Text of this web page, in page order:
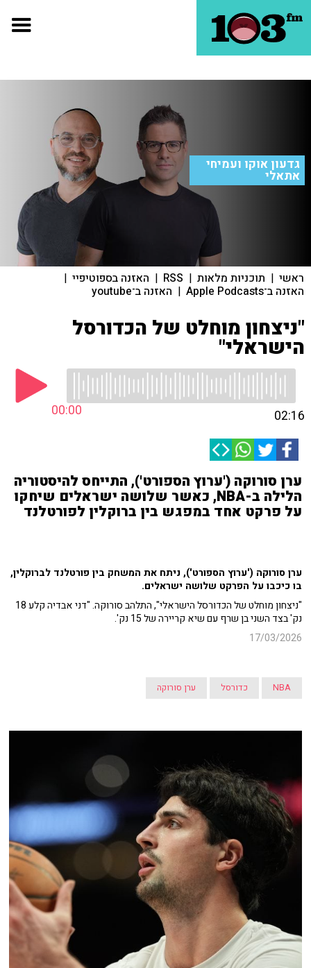
גדעון אוקו ועמיחי
אתאלי
ראשי | תוכניות מלאות |
RSS
| האזנה בספוטיפיי |
האזנה ב־Apple Podcasts | האזנה ב־youtube
"ניצחון מוחלט של הכדורסל
הישראלי"
00:00 02:16
ערן סורוקה ('ערוץ הספורט'), התייחס להיסטוריה
הלילה ב-NBA, כאשר שלושה ישראלים שיחקו
על פרקט אחד במפגש בין ברוקלין לפורטלנד
ערן סורוקה ('ערוץ הספורט'), ניתח את המשחק בין פורטלנד לברוקלין,
בו כיכבו על הפרקט שלושה ישראלים.
"ניצחון מוחלט של הכדורסל הישראלי", התלהב סורוקה. "דני אבדיה קלע 18
נק' בצד השני בן שרף עם שיא קריירה של 15 נק'.
17/03/2026
NBA כדורסל ערן סורוקה